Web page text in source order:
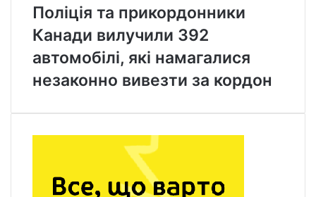
Поліція та прикордонники
Канади вилучили 392
автомобілі, які намагалися
незаконно вивезти за кордон